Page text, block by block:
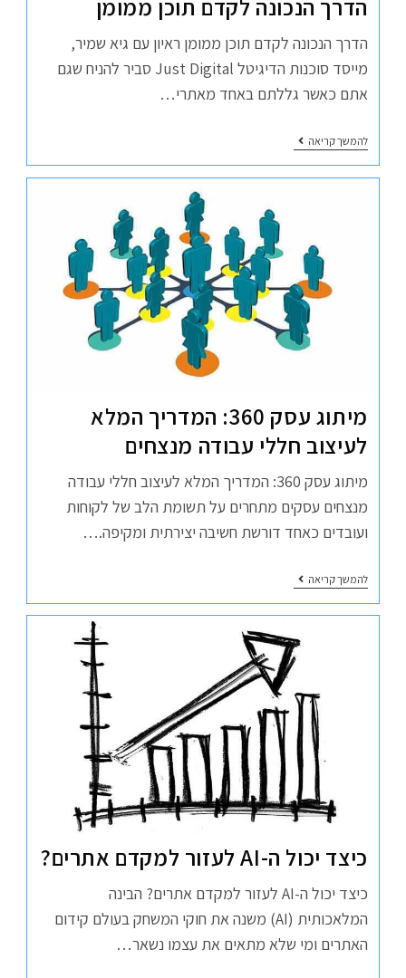
הדרך הנכונה לקדם תוכן ממומן
הדרך הנכונה לקדם תוכן ממומן ראיון עם גיא שמיר,
מייסד סוכנות הדיגיטל Just Digital סביר להניח שגם
אתם כאשר גללתם באחד מאתרי…
להמשך קריאה
מיתוג עסק 360: המדריך המלא
לעיצוב חללי עבודה מנצחים
מיתוג עסק 360: המדריך המלא לעיצוב חללי עבודה
מנצחים עסקים מתחרים על תשומת הלב של לקוחות
ועובדים כאחד דורשת חשיבה יצירתית ומקיפה.…
להמשך קריאה
כיצד יכול ה-AI לעזור למקדם אתרים?
כיצד יכול ה-AI לעזור למקדם אתרים? הבינה
המלאכותית (AI) משנה את חוקי המשחק בעולם קידום
האתרים ומי שלא מתאים את עצמו נשאר…